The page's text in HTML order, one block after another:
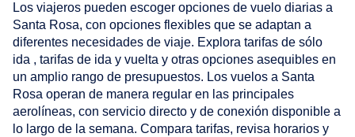
Los viajeros pueden escoger opciones de vuelo diarias a
Santa Rosa, con opciones flexibles que se adaptan a
diferentes necesidades de viaje. Explora tarifas de sólo
ida , tarifas de ida y vuelta y otras opciones asequibles en
un amplio rango de presupuestos. Los vuelos a Santa
Rosa operan de manera regular en las principales
aerolíneas, con servicio directo y de conexión disponible a
lo largo de la semana. Compara tarifas, revisa horarios y